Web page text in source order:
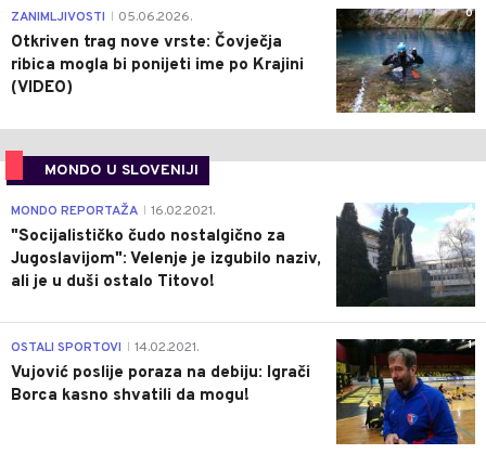
0
ZANIMLJIVOSTI 05.06.2026.
Otkriven trag nove vrste: Čovječja
ribica mogla bi ponijeti ime po Krajini
(VIDEO)
MONDO U SLOVENIJI
4
MONDO REPORTAŽA 16.02.2021.
"Socijalističko čudo nostalgično za
Jugoslavijom": Velenje je izgubilo naziv,
ali je u duši ostalo Titovo!
1
OSTALI SPORTOVI 14.02.2021.
Vujović poslije poraza na debiju: Igrači
Borca kasno shvatili da mogu!